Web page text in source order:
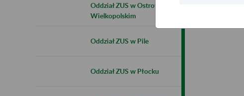
Oddział ZUS w Ostrowie
Wielkopolskim
Oddział ZUS w Pile
Oddział ZUS w Płocku